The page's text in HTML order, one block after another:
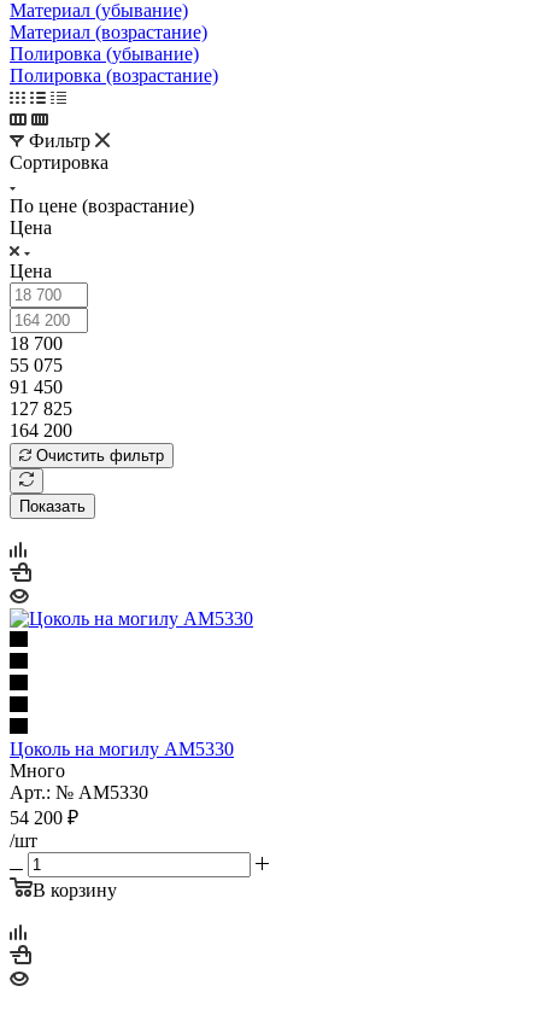
Материал (убывание)
Материал (возрастание)
Полировка (убывание)
Полировка (возрастание)
Фильтр
Сортировка
По цене (возрастание)
Цена
Цена
18 700
55 075
91 450
127 825
164 200
Очистить фильтр
Показать
Цоколь на могилу AM5330
Много
Арт.: № AM5330
54 200 ₽
/шт
В корзину